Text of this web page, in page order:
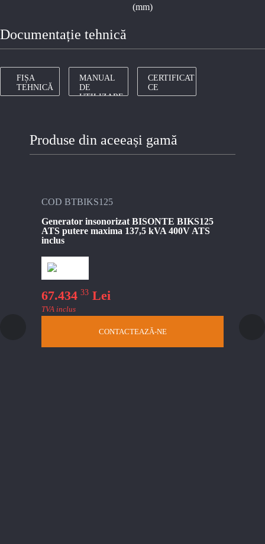
(mm)
Documentație tehnică
FIȘA
TEHNICĂ
MANUAL
DE
UTILIZARE
CERTIFICAT
CE
Produse din aceeași gamă
COD BTBIKS125
Generator insonorizat BISONTE BIKS125
ATS putere maxima 137,5 kVA 400V ATS
inclus
67.434 33 Lei
TVA inclus
CONTACTEAZĂ-NE